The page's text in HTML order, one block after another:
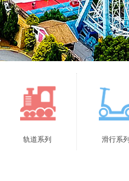
轨道系列 滑行系列